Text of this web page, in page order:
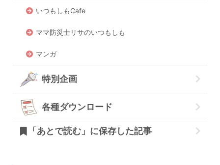
いつもしもCafe
ママ防災士リサのいつもしも
マンガ
特別企画
各種ダウンロード
「あとで読む」に保存した記事